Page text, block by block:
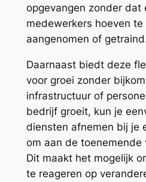
opgevangen zonder dat
medewerkers hoeven te
aangenomen of
Daarnaast biedt deze
voor groei zonder
infrastructuur of
bedrijf groeit, kun je
diensten afnemen bij je
om aan de toenemende
Dit maakt het mogelijk
te reageren op